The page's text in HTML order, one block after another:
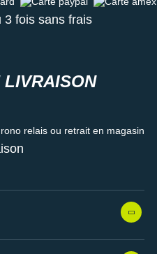
3 fois sans frais
LIVRAISON
relais ou retrait en magasin